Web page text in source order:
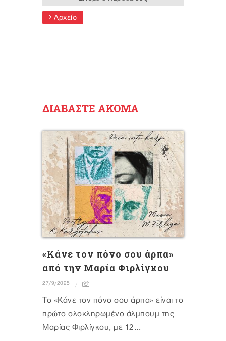
Αρχείο
ΔΙΑΒΑΣΤΕ ΑΚΟΜΑ
«Κάνε τον πόνο σου άρπα»
από την Μαρία Φιρλίγκου
27/9/2025
Το «Κάνε τον πόνο σου άρπα» είναι το
πρώτο ολοκληρωμένο άλμπουμ της
Μαρίας Φιρλίγκου, με 12...